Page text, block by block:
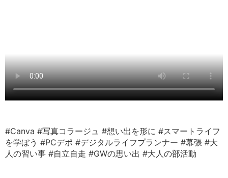
#Canva #写真コラージュ #想い出を形に #スマートライフ
を学ぼう #PCデポ #デジタルライフプランナー #幕張 #大
人の習い事 #自立自走 #GWの思い出 #大人の部活動